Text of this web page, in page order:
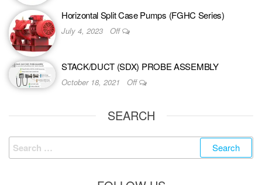
Horizontal Split Case Pumps (FGHC Series)
July 4, 2023 Off
STACK/DUCT (SDX) PROBE ASSEMBLY
October 18, 2021 Off
SEARCH